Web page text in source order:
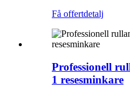
Få offertdetalj
Professionell
1 resesminkare